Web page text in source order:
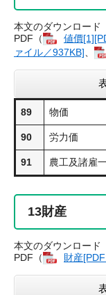
本文のダウンロード
PDF（
値價​
ァイル／937KB]
89 物価
90 労力価
91 農工及諸雇
13財産
本文のダウンロード
PDF（
財産​